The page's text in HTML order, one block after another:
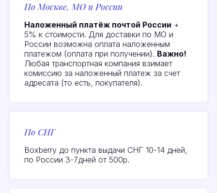
По Москве, МО и России
Наложенный платёж почтой России +
5% к стоимости. Для доставки по МО и
России возможна оплата наложенным
платежом (оплата при получении). Важно!
Любая транспортная компания взимает
комиссию за наложенный платеж за счет
адресата (то есть, покупателя).
По СНГ
Boxberry до пункта выдачи СНГ 10-14 дней,
по России 3-7дней от 500р.
Отзывынаших
клиентов